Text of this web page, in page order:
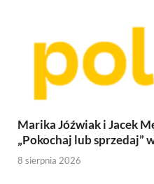
Marika Jóźwiak i Jacek
„Pokochaj lub sprzedaj”
8 sierpnia 2026